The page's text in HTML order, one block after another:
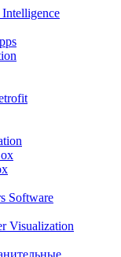
Software
Visualization